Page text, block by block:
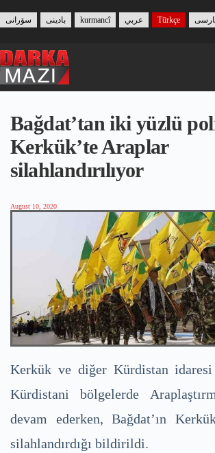
content
بادینی سۆرانی kurmancî عربي Türkçe
Bağdat’tan iki yüzlü
Kerkük’te Araplar
silahlandırılıyor
August 10, 2020
Kerkük ve diğer Kürdistan idaresi
Kürdistani bölgelerde
devam ederken, Bağdat’ın
silahlandırdığı bildirildi.